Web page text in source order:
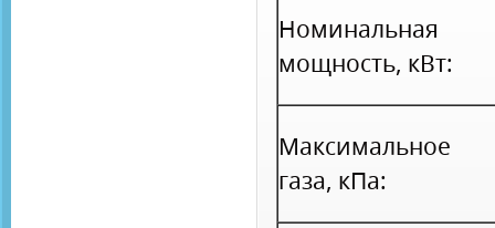
Номинальная
мощность, кВт:
Максимальное
газа, кПа: